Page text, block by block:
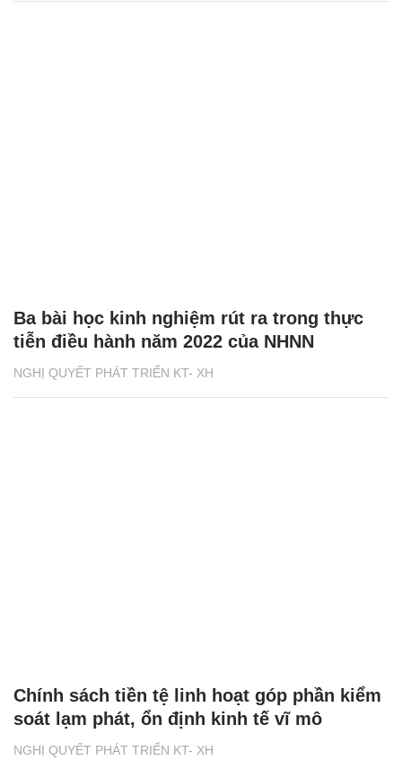
NGHỊ QUYẾT PHÁT TRIỂN KT- XH
Ba bài học kinh nghiệm rút ra trong thực
tiễn điều hành năm 2022 của NHNN
NGHỊ QUYẾT PHÁT TRIỂN KT- XH
Chính sách tiền tệ linh hoạt góp phần kiểm
soát lạm phát, ổn định kinh tế vĩ mô